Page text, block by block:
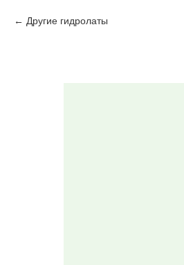
Другие гидролаты